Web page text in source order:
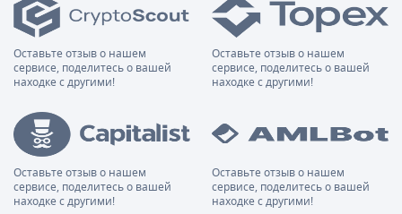
Оставьте отзыв о нашем
сервисе, поделитесь о вашей
находке с другими!
Оставьте отзыв о нашем
сервисе, поделитесь о вашей
находке с другими!
Оставьте отзыв о нашем
сервисе, поделитесь о вашей
находке с другими!
Оставьте отзыв о нашем
сервисе, поделитесь о вашей
находке с другими!